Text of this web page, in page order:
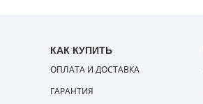
КАК КУПИТЬ
ОПЛАТА И ДОСТАВКА
ГАРАНТИЯ